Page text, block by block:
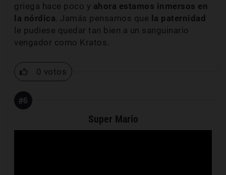
griega hace poco y ahora estamos inmersos en
la nórdica . Jamás pensamos que la paternidad
le pudiese quedar tan bien a un sanguinario
vengador como Kratos.
0 votos
#6
Super Mario